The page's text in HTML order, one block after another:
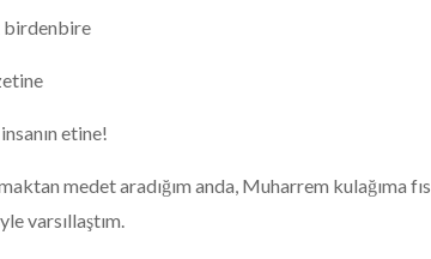
birdenbire
etine!
medet aradığım anda, Muharrem kulağıma
varsıllaştım.